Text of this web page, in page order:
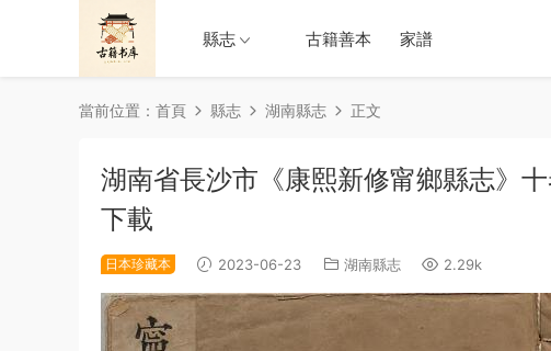
縣志 古籍善本 家譜
當前位置： 首頁 縣志 湖南縣志 正文
湖南省長沙市《康熙新修甯鄉縣志》
下載
日本珍藏本 2023-06-23 湖南縣志 2.29k